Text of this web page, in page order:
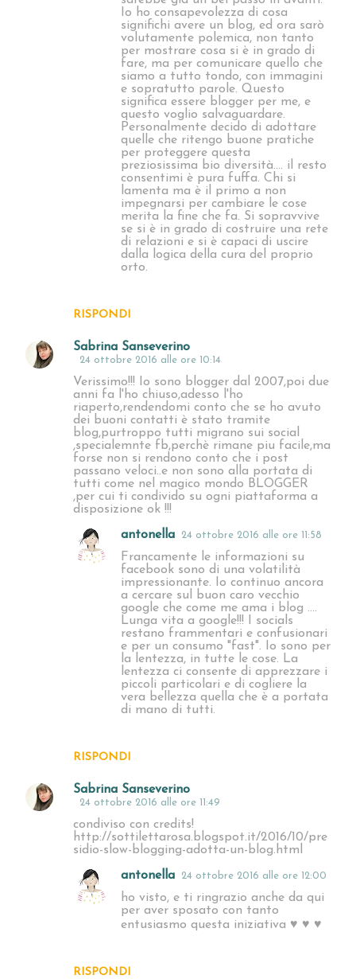
RISPONDI
Io ho consapevolezza di cosa
significhi avere un blog, ed ora sarò
volutamente polemica, non tanto
per mostrare cosa si è in grado di
fare, ma per comunicare quello che
siamo a tutto tondo, con immagini
e sopratutto parole. Questo
significa essere blogger per me, e
questo voglio salvaguardare.
Personalmente decido di adottare
quelle che ritengo buone pratiche
per proteggere questa
preziosissima bio diversità.... il resto
consentimi è pura fuffa. Chi si
lamenta ma è il primo a non
impegnarsi per cambiare le cose
merita la fine che fa. Si sopravvive
se si è in grado di costruire una rete
di relazioni e si è capaci di uscire
dalla logica della cura del proprio
orto.
Sabrina Sanseverino
24 ottobre 2016 alle ore 10:14
Verissimo!!! Io sono blogger dal 2007,poi due
anni fa l'ho chiuso,adesso l'ho
riaperto,rendendomi conto che se ho avuto
dei buoni contatti è stato tramite
blog,purtroppo tutti migrano sui social
,specialemnte fb,perchè rimane piu facile,ma
forse non si rendono conto che i post
passano veloci..e non sono alla portata di
tutti come nel magico mondo BLOGGER
,per cui ti condivido su ogni piattaforma a
disposizione ok !!!
RISPONDI
antonella 24 ottobre 2016 alle ore 11:58
Francamente le informazioni su
facebook sono di una volatilità
impressionante. Io continuo ancora
a cercare sul buon caro vecchio
google che come me ama i blog ....
Lunga vita a google!!! I socials
restano frammentari e confusionari
e per un consumo "fast". Io sono per
la lentezza, in tutte le cose. La
lentezza ci consente di apprezzare i
piccoli particolari e di cogliere la
vera bellezza quella che è a portata
di mano di tutti.
Sabrina Sanseverino
24 ottobre 2016 alle ore 11:49
condiviso con credits!
http://sottilettarosa.blogspot.it/2016/10/pre
sidio-slow-blogging-adotta-un-blog.html
RISPONDI
antonella 24 ottobre 2016 alle ore 12:00
ho visto, e ti ringrazio anche da qui
per aver sposato con tanto
entusiasmo questa iniziativa ♥ ♥ ♥